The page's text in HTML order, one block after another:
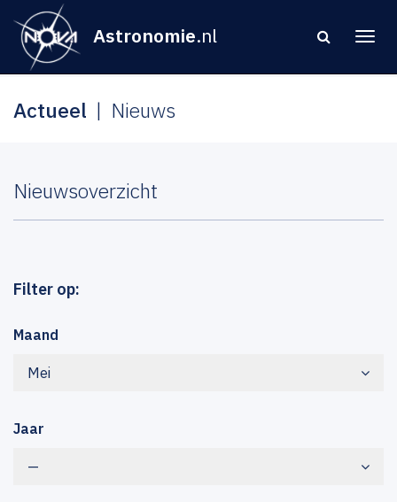
Astronomie.nl
Actueel Nieuws
Nieuwsoverzicht
Filter op:
Maand
Mei
Jaar
—